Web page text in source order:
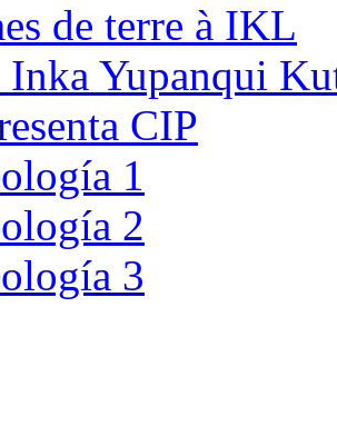
de terre à IKL
Inka Yupanqui
CIP
1
2
3